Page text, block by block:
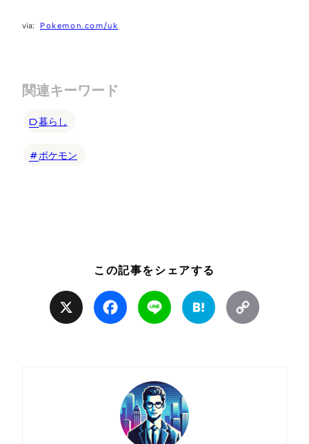
Pokemon.com/uk
関連キーワード
暮らし
ポケモン
この記事をシェアする
Facebook Line Hatena